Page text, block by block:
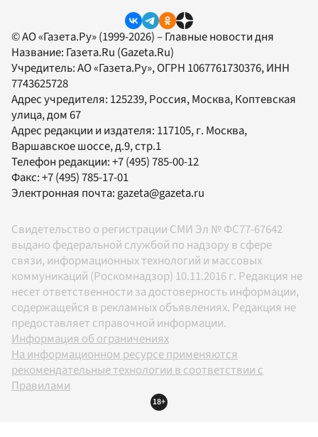
© АО «Газета.Ру» (1999-2026) – Главные новости дня
Название: Газета.Ru (Gazeta.Ru)
Учредитель:АО «Газета.Ру», ОГРН 1067761730376, ИНН
7743625728
Адрес учредителя: 125239, Россия, Москва, Коптевская
улица, дом 67
Адрес редакции и издателя: 117105, г. Москва,
Варшавское шоссе, д.9, стр.1
Телефон редакции:+7 (495) 785-00-12
Факс:+7 (495) 785-17-01
Электронная почта:gazeta@gazeta.ru
Свидетельство о регистрации СМИ Эл № ФС77-67642
выдано федеральной службой по надзору в сфере
связи, информационных технологий и массовых
коммуникаций (Роскомнадзор) 10.11.2016 г. Редакция не
несет ответственности за достоверность информации,
содержащейся в рекламных объявлениях. Редакция не
предоставляет справочной информации.
Информация об ограничениях
На информационном ресурсе применяются
рекомендательные технологии в соответствии с
Правилами
18+